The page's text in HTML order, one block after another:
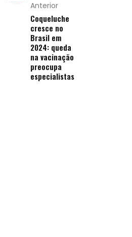
Anterior
Coqueluche
cresce no
Brasil em
2024: queda
na vacinação
preocupa
especialistas